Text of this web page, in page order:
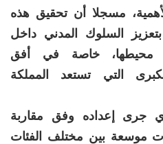
مسجلا أن تحقيق هذه
السلوك المدني داخل
محيطها، خاصة في أفق
التي تستعد المملكة
جرى إعداده وفق مقاربة
موسعة بين مختلف الفئات